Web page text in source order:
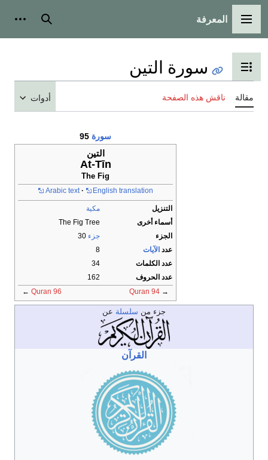
القائمة الرئيسية
المعرفة بحث
تبديل عرض جدول المحتويات
سورة التين
مقالة ناقش هذه الصفحة أدوات
سورة
التين
At-Tīn
The Fig
Arabic text English translation
التنزيل
مكية
أسماء أخرى
The Fig Tree
الجزء
جزء
عدد الآيات
8
عدد الكلمات
34
عدد الحروف
162
→
Quran 94
Quran 96
←
جزء من سلسلة عن
القرآن